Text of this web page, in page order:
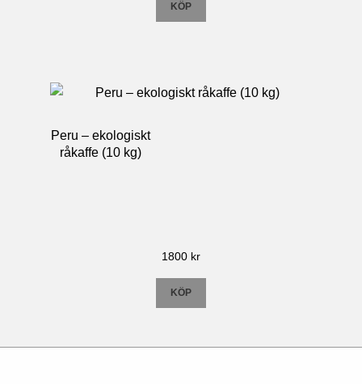
KÖP
Peru – ekologiskt
råkaffe (10 kg)
1800 kr
KÖP